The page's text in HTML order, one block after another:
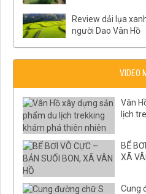
Review dải lụa
người Dao Vân Hồ
VIDEO
Vân
lịch
BỂ
XÃ
Cung